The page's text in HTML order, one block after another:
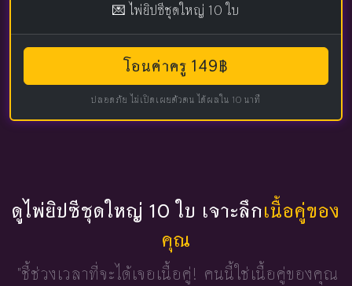
💌 ไพ่ยิปซีชุดใหญ่ 10 ใบ
โอนค่าครู 149฿
ปลอดภัย ไม่เปิดเผยตัวตน ได้ผลใน 10 นาที
ดูไพ่ยิปซีชุดใหญ่ 10 ใบ เจาะลึกเนื้อคู่ของ
คุณ
"ชี้ช่วงเวลาที่จะได้เจอเนื้อคู่! คนนี้ใช่เนื้อคู่ของคุณ